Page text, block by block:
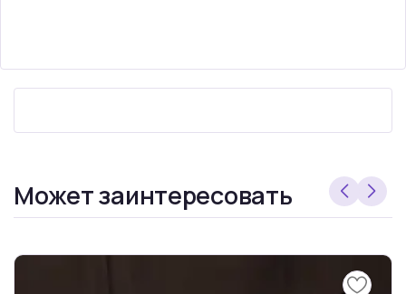
Может заинтересовать